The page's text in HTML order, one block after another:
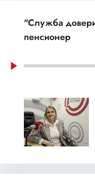
"Служба
пенсионер